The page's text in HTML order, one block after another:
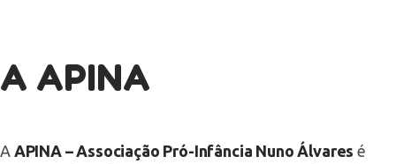
A APINA
A APINA – Associação Pró-Infância Nuno Álvares é